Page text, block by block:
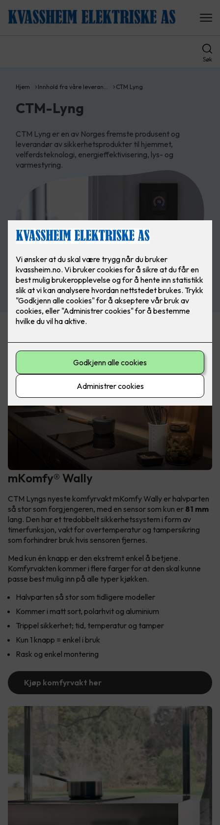
Søk
Hjem Innhold fra våre leveran… CTM Lyng
CTM-Lyng
CTM Lyng er en av Norges fremste produsent og
leverandør av sikkerhetsprodukter til hjemmet,
velferdsteknologi, energieffektivisering, lys- og
varmestyring.
mKomfy® Wally
CTM Lyngs nyeste komfyrvakt mKomfy Wally er halvparten
så stor som forgjengeren, med en sensor som kun er 81 mm
lang. Den har et tredobbelt sikkerhetssystem i form av
timerfunksjon, vakt for overtemperatur og tampersikring
som forhindrer bruk hvis sensoren fjernes.
Med kun én knapp er den ekstremt enkel å betjene.
Komfyrvakten kommer i flere farger for at den skal kunne
passe best mulig inn på alle typer kjøkken.
Halvparten så stor som tidligere modeller
Kommer i matt sort, polarhvit og aluminium
Trippel sikkerhet; tid, temperatur og tamper
Kun 1 knapp = enkel i bruk
Rask og enkel montering
Kjøp komfyrvakt her